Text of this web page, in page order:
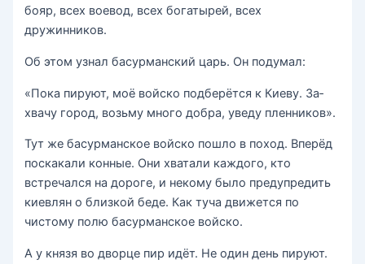
бояр, всех воевод, всех богатырей, всех
дружинников.
Об этом узнал басурманский царь. Он подумал:
«Пока пируют, моё войско подберётся к Киеву. За­
хвачу город, возьму много добра, уведу пленников».
Тут же басурманское войско пошло в поход. Вперёд
поскакали конные. Они хватали каждого, кто
встречался на дороге, и некому было предупредить
киевлян о близ­кой беде. Как туча движется по
чистому полю басурман­ское войско.
А у князя во дворце пир идёт. Не один день пируют.